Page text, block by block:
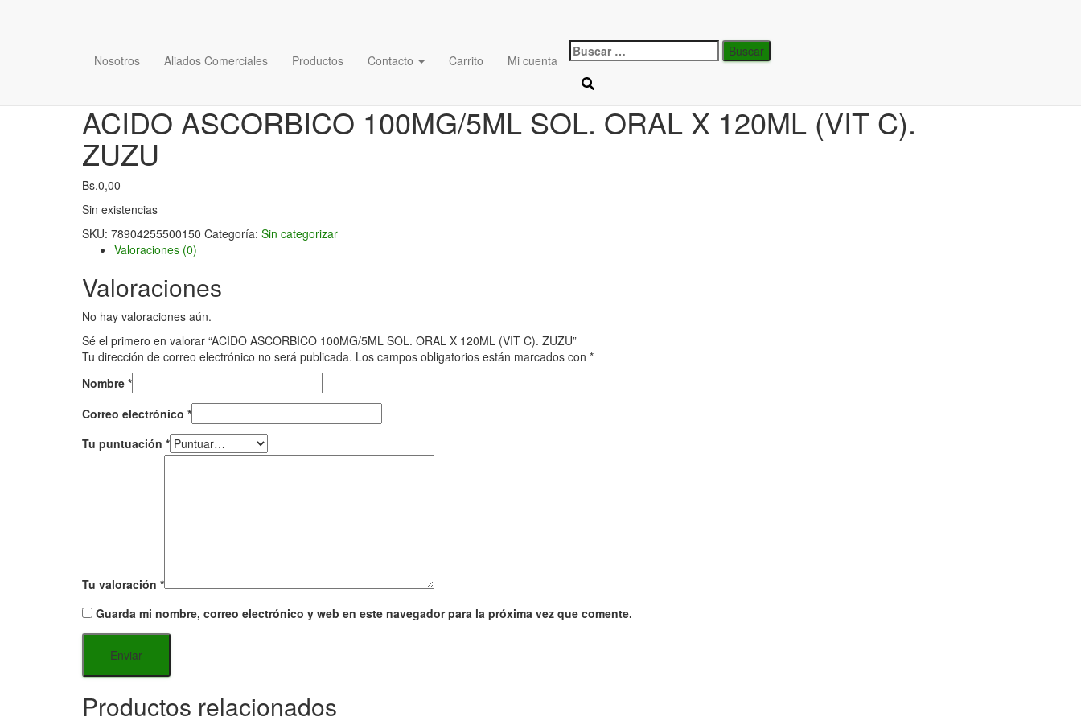
Nosotros Aliados Comerciales Productos Contacto Carrito Mi cuenta
Buscar:
Inicio/Sin categorizar/ ACIDO ASCORBICO 100MG/5ML SOL. ORAL X 120ML (VIT C). ZUZU
ACIDO ASCORBICO 100MG/5ML SOL. ORAL X 120ML (VIT C).
ZUZU
Bs.0,00
Sin existencias
SKU: 78904255500150 Categoría: Sin categorizar
Valoraciones (0)
Valoraciones
No hay valoraciones aún.
Sé el primero en valorar “ACIDO ASCORBICO 100MG/5ML SOL. ORAL X 120ML (VIT C). ZUZU”
Tu dirección de correo electrónico no será publicada. Los campos obligatorios están marcados con *
Nombre *
Correo electrónico *
Tu puntuación *
Tu valoración *
Guarda mi nombre, correo electrónico y web en este navegador para la próxima vez que comente.
Productos relacionados